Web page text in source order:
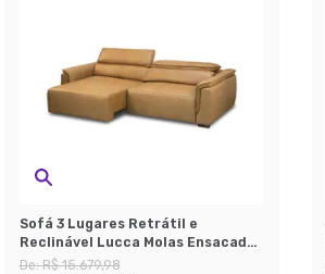
Sofá 3 Lugares Retrátil e
Reclinável Lucca Molas Ensacadas
Couro Marrom Claro 220 cm
De:R$ 15.679,98